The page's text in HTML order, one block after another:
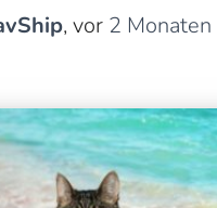
, vor 2 Monaten